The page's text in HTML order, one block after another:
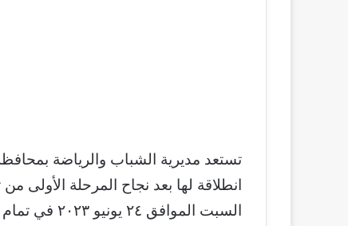
تستعد مديرية الشباب والرياضة
انطلاقة لها بعد نجاح المرحلة الأولى
السبت